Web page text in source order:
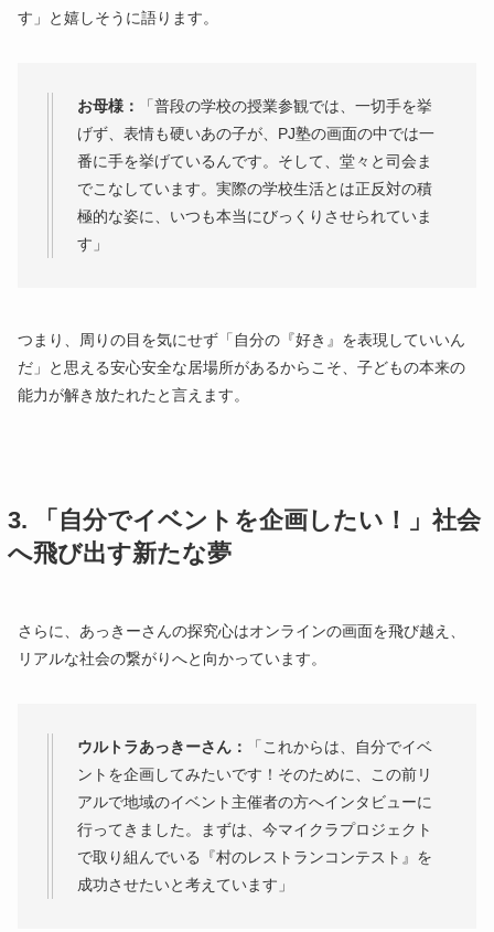
す」と嬉しそうに語ります。
お母様：
「普段の学校の授業参観では、一切手を挙
げず、表情も硬いあの子が、PJ塾の画面の中では一
番に手を挙げているんです。そして、堂々と司会ま
でこなしています。実際の学校生活とは正反対の積
極的な姿に、いつも本当にびっくりさせられていま
す」
つまり、周りの目を気にせず「自分の『好き』を表現していいん
だ」と思える安心安全な居場所があるからこそ、子どもの本来の
能力が解き放たれたと言えます。
3. 「自分でイベントを企画したい！」社会
へ飛び出す新たな夢
さらに、あっきーさんの探究心はオンラインの画面を飛び越え、
リアルな社会の繋がりへと向かっています。
ウルトラあっきーさん：
「これからは、自分でイベ
ントを企画してみたいです！そのために、この前リ
アルで地域のイベント主催者の方へインタビューに
行ってきました。まずは、今マイクラプロジェクト
で取り組んでいる『村のレストランコンテスト』を
成功させたいと考えています」